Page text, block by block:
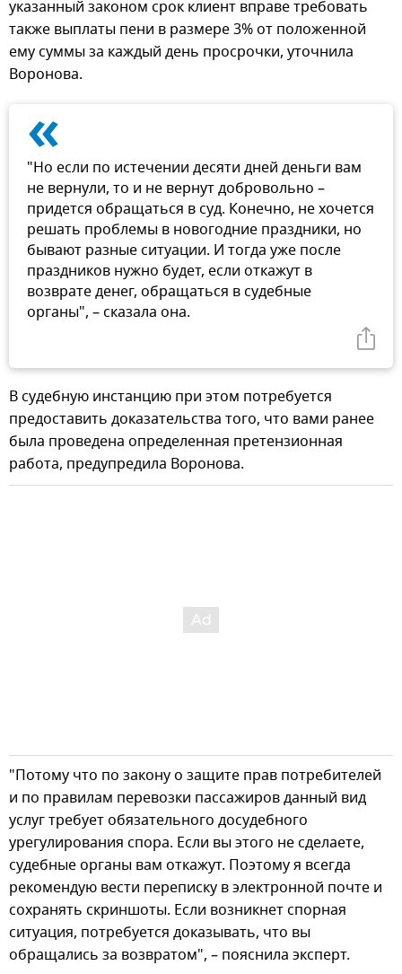
указанный законом срок клиент вправе требовать
также выплаты пени в размере 3% от положенной
ему суммы за каждый день просрочки, уточнила
Воронова.
«
"Но если по истечении десяти дней деньги вам
не вернули, то и не вернут добровольно –
придется обращаться в суд. Конечно, не хочется
решать проблемы в новогодние праздники, но
бывают разные ситуации. И тогда уже после
праздников нужно будет, если откажут в
возврате денег, обращаться в судебные
органы", – сказала она.
В судебную инстанцию при этом потребуется
предоставить доказательства того, что вами ранее
была проведена определенная претензионная
работа, предупредила Воронова.
"Потому что по закону о защите прав потребителей
и по правилам перевозки пассажиров данный вид
услуг требует обязательного досудебного
урегулирования спора. Если вы этого не сделаете,
судебные органы вам откажут. Поэтому я всегда
рекомендую вести переписку в электронной почте и
сохранять скриншоты. Если возникнет спорная
ситуация, потребуется доказывать, что вы
обращались за возвратом", – пояснила эксперт.